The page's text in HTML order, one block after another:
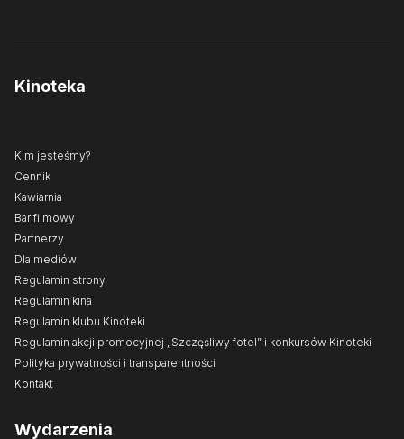
Kinoteka
Kim jesteśmy?
Cennik
Kawiarnia
Bar filmowy
Partnerzy
Dla mediów
Regulamin strony
Regulamin kina
Regulamin klubu Kinoteki
Regulamin akcji promocyjnej „Szczęśliwy fotel” i konkursów Kinoteki
Polityka prywatności i transparentności
Kontakt
Wydarzenia